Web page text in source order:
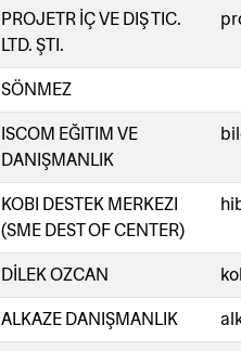
PROJETR İÇ VE DIŞ TIC.
LTD. ŞTI.
SÖNMEZ
ISCOM EĞITIM VE
DANIŞMANLIK
KOBI DESTEK MERKEZI
(SME DEST OF CENTER)
DİLEK OZCAN
ALKAZE DANIŞMANLIK